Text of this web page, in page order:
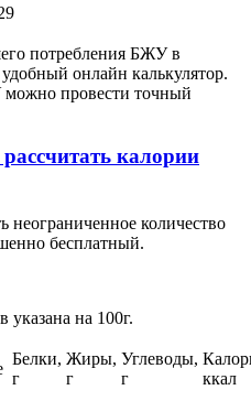
потребления БЖУ в
онлайн калькулятор.
провести точный
калории
неограниченное количество
бесплатный.
указана на 100г.
Белки,
г
Жиры,
г
Углеводы,
г
ккал